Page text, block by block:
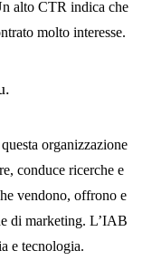
alto CTR indica che
molto interesse.
organizzazione
conduce ricerche e
vendono, offrono e
di marketing. L’IAB
e tecnologia.